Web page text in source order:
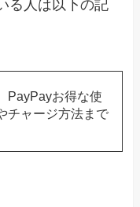
る人は以下の記
PayPayお得な使
チャージ方法まで